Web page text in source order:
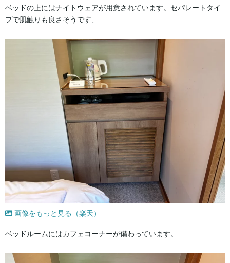
ベッドの上にはナイトウェアが用意されています。セパレートタイ
プで肌触りも良さそうです、
画像をもっと見る（楽天）
ベッドルームにはカフェコーナーが備わっています。